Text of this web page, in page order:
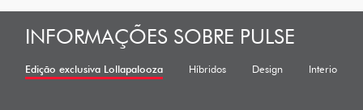
INFORMAÇÕES SOBRE PULSE
Edição exclusiva Lollapalooza Híbridos Design Interior